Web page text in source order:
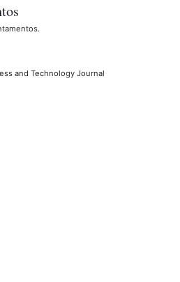
and Technology Journal